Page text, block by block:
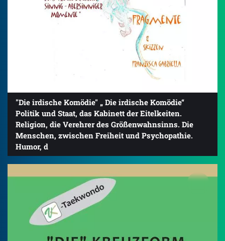
"Die irdische Komödie" „ Die irdische Komödie“
Politik und Staat, das Kabinett der Eitelkeiten.
Religion, die Verehrer des Größenwahnsinns. Die
Menschen, zwischen Freiheit und Psychopathie.
Humor, d